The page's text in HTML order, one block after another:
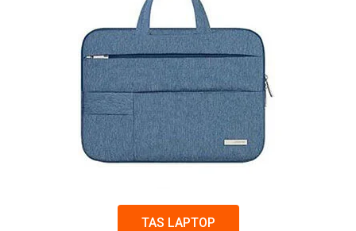
TAS LAPTOP